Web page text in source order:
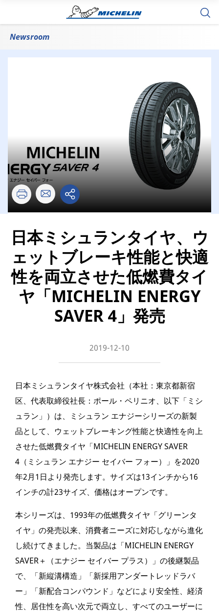
Newsroom
日本ミシュランタイヤ、ウ
ェットブレーキ性能と快適
性を両立させた低燃費タイ
ヤ「MICHELIN ENERGY
SAVER 4」発売
2019-12-10
日本ミシュランタイヤ株式会社（本社：東京都新宿
区、代表取締役社長：ポール・ペリニオ、以下「ミシ
ュラン」）は、ミシュラン エナジーシリーズの新製
品として、ウェットブレーキング性能と快適性を向上
させた低燃費タイヤ「MICHELIN ENERGY SAVER
4（ミシュラン エナジー セイバー フォー）」を2020
年2月1日より発売します。サイズは13インチから16
インチの計23サイズ、価格はオープンです。
本シリーズは、1993年の低燃費タイヤ「グリーンタ
イヤ」の発売以来、消費者ニーズに対応しながら進化
し続けてきました。当製品は「MICHELIN ENERGY
SAVER＋（エナジー セイバー プラス）」の後継製品
で、「新縦溝構造」「新採用アンダートレッドラバ
ー」「新配合コンパウンド」などにより安全性、経済
性、居住性を高い次元で両立し、すべてのユーザーに